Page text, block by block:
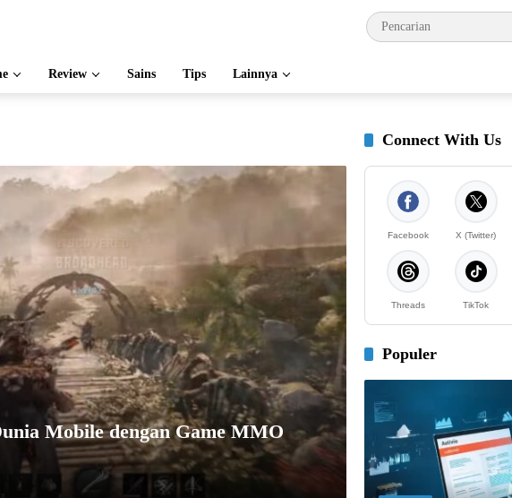
Review Sains Tips Lainnya
Mobile dengan Game MMO
Connect With Us
Facebook X (Twitter)
Threads TikTok
Populer